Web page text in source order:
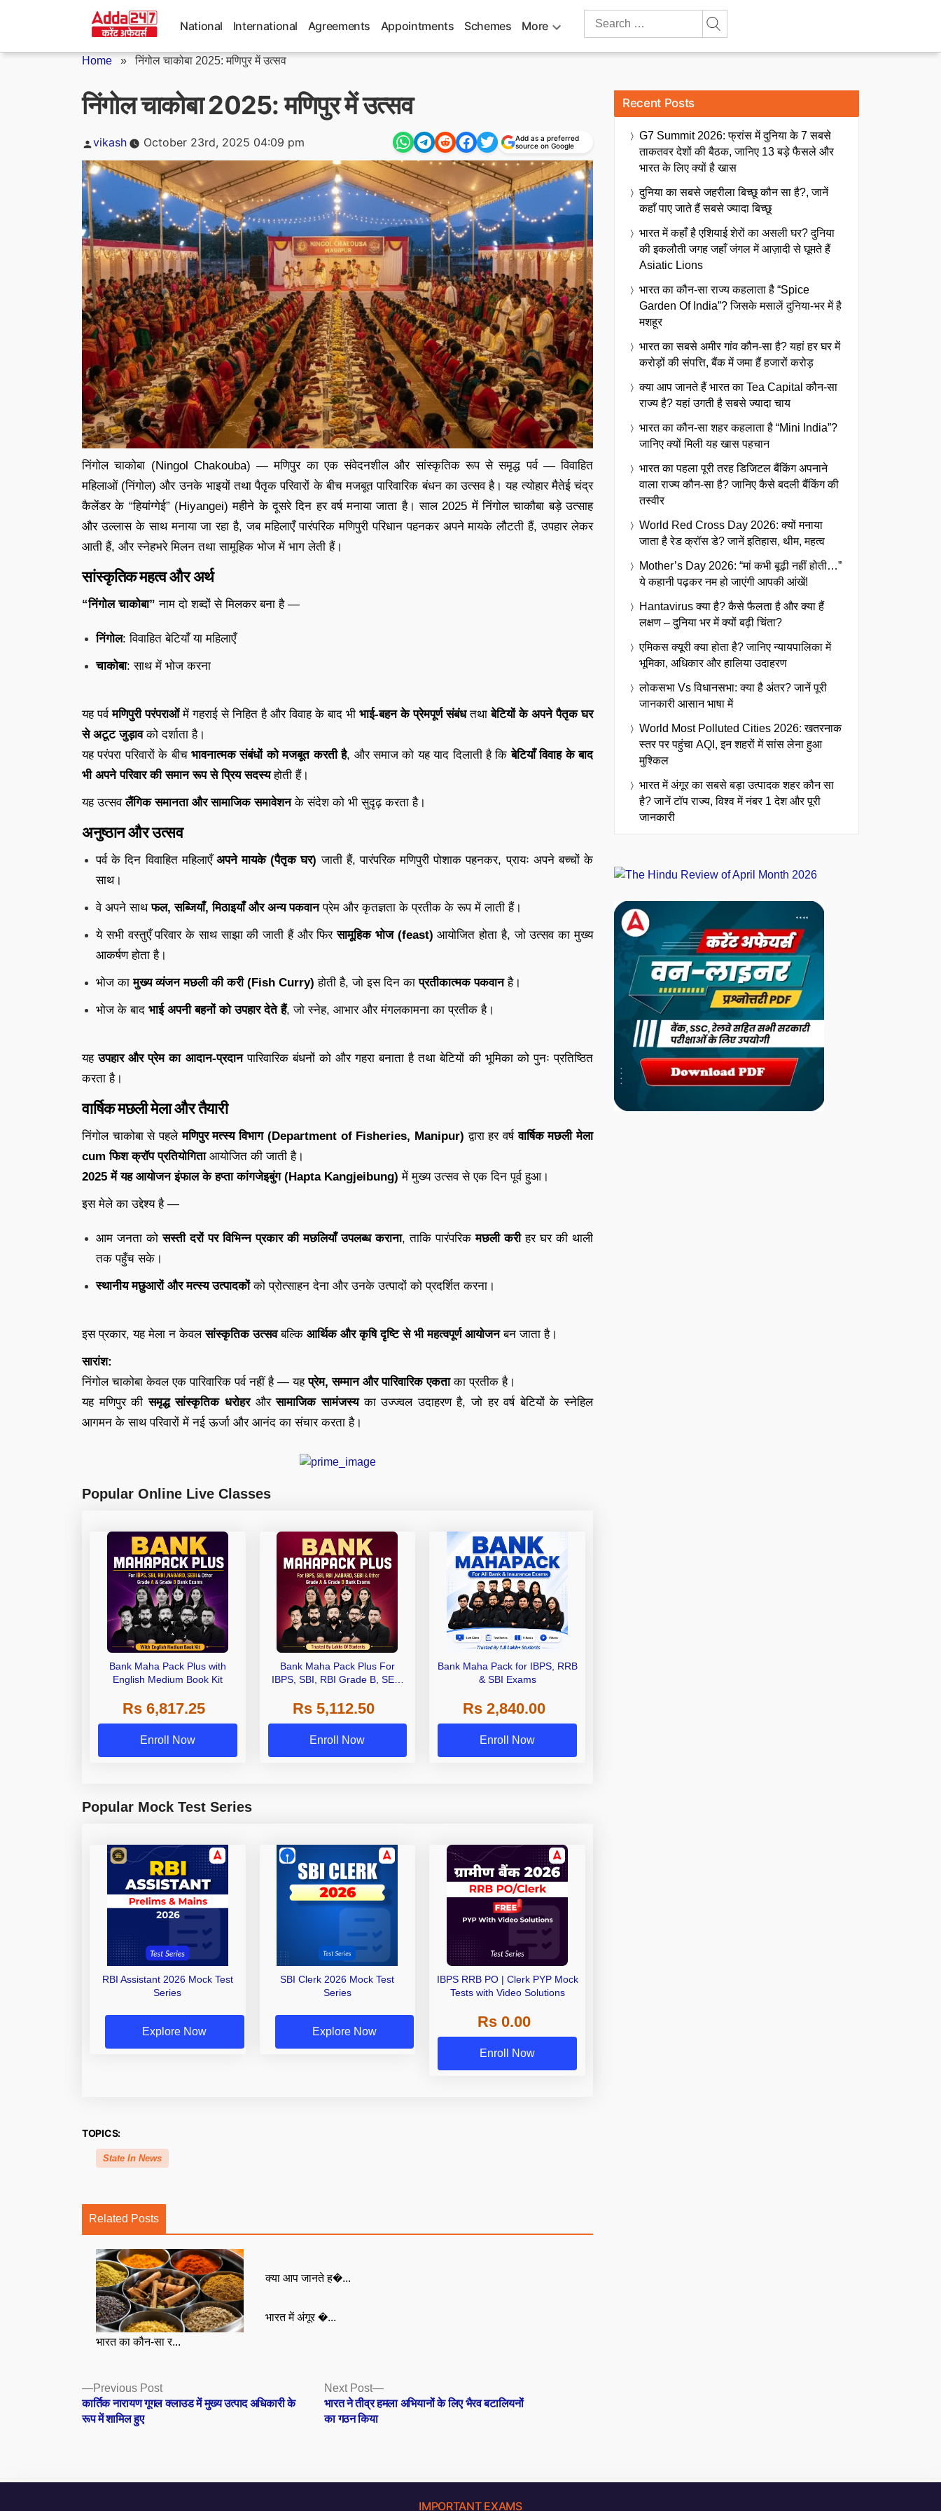
National International Agreements Appointments Schemes More
Search
Home »निंगोल चाकोबा 2025: मणिपुर में उत्सव
निंगोल चाकोबा 2025: मणिपुर में उत्सव
Posted
vikash October 23rd, 2025 04:09 pm
Add as a preferred
source on Google
निंगोल चाकोबा (Ningol Chakouba) — मणिपुर का एक संवेदनशील और सांस्कृतिक रूप से समृद्ध पर्व — विवाहित
महिलाओं (निंगोल) और उनके भाइयों तथा पैतृक परिवारों के बीच मजबूत पारिवारिक बंधन का उत्सव है। यह त्योहार मैतेई चंद्र
कैलेंडर के “हियांग्गेई” (Hiyangei) महीने के दूसरे दिन हर वर्ष मनाया जाता है। साल 2025 में निंगोल चाकौबा बड़े उत्साह
और उल्लास के साथ मनाया जा रहा है, जब महिलाएँ पारंपरिक मणिपुरी परिधान पहनकर अपने मायके लौटती हैं, उपहार लेकर
आती हैं, और स्नेहभरे मिलन तथा सामूहिक भोज में भाग लेती हैं।
सांस्कृतिक महत्व और अर्थ
“निंगोल चाकोबा” नाम दो शब्दों से मिलकर बना है —
निंगोल: विवाहित बेटियाँ या महिलाएँ
चाकोबा: साथ में भोज करना
यह पर्वमणिपुरी परंपराओंमें गहराई से निहित है और विवाह के बाद भी भाई-बहन के प्रेमपूर्ण संबंधतथाबेटियों के अपने पैतृक घर
से अटूट जुड़ावको दर्शाता है।
यह परंपरा परिवारों के बीचभावनात्मक संबंधों को मजबूत करती है, और समाज को यह याद दिलाती है किबेटियाँ विवाह के बाद
भी अपने परिवार की समान रूप से प्रिय सदस्यहोती हैं।
यह उत्सवलैंगिक समानता और सामाजिक समावेशनके संदेश को भी सुदृढ़ करता है।
अनुष्ठान और उत्सव
पर्व के दिन विवाहित महिलाएँ अपने मायके (पैतृक घर) जाती हैं, पारंपरिक मणिपुरी पोशाक पहनकर, प्रायः अपने बच्चों के
साथ।
वे अपने साथफल, सब्जियाँ, मिठाइयाँ और अन्य पकवानप्रेम और कृतज्ञता के प्रतीक के रूप में लाती हैं।
ये सभी वस्तुएँ परिवार के साथ साझा की जाती हैं और फिरसामूहिक भोज (feast) आयोजित होता है, जो उत्सव का मुख्य
आकर्षण होता है।
भोज कामुख्य व्यंजन मछली की करी (Fish Curry) होती है, जो इस दिन काप्रतीकात्मक पकवानहै।
भोज के बाद भाई अपनी बहनों को उपहार देते हैं, जो स्नेह, आभार और मंगलकामना का प्रतीक है।
यहउपहार और प्रेम का आदान-प्रदानपारिवारिक बंधनों को और गहरा बनाता है तथा बेटियों की भूमिका को पुनः प्रतिष्ठित
करता है।
वार्षिक मछली मेला और तैयारी
निंगोल चाकोबा से पहलेमणिपुर मत्स्य विभाग (Department of Fisheries, Manipur) द्वारा हर वर्षवार्षिक मछली मेला
cum फिश क्रॉप प्रतियोगिताआयोजित की जाती है।
2025 में यह आयोजन इंफाल के हप्ता कांगजेइबुंग (Hapta Kangjeibung) में मुख्य उत्सव से एक दिन पूर्व हुआ।
इस मेले का उद्देश्य है —
आम जनता कोसस्ती दरों पर विभिन्न प्रकार की मछलियाँ उपलब्ध कराना, ताकि पारंपरिकमछली करीहर घर की थाली
तक पहुँच सके।
स्थानीय मछुआरों और मत्स्य उत्पादकोंको प्रोत्साहन देना और उनके उत्पादों को प्रदर्शित करना।
इस प्रकार, यह मेला न केवलसांस्कृतिक उत्सवबल्कि आर्थिक और कृषि दृष्टि से भी महत्वपूर्ण आयोजनबन जाता है।
सारांश:
निंगोल चाकोबा केवल एक पारिवारिक पर्व नहीं है — यहप्रेम, सम्मान और पारिवारिक एकताका प्रतीक है।
यह मणिपुर कीसमृद्ध सांस्कृतिक धरोहरऔरसामाजिक सामंजस्यका उज्ज्वल उदाहरण है, जो हर वर्ष बेटियों के स्नेहिल
आगमन के साथ परिवारों में नई ऊर्जा और आनंद का संचार करता है।
Popular Online Live Classes
Bank Maha Pack Plus with
English Medium Book Kit
Rs 6,817.25
Enroll Now
Bank Maha Pack Plus For
IBPS, SBI, RBI Grade B, SEBI
Other Grade A & Grade B Bank
Exams
Rs 5,112.50
Enroll Now
Bank Maha Pack for IBPS, RRB
& SBI Exams
Rs 2,840.00
Enroll Now
Popular Mock Test Series
RBI Assistant 2026 Mock Test
Series
Explore Now
SBI Clerk 2026 Mock Test
Series
Explore Now
IBPS RRB PO | Clerk PYP Mock
Tests with Video Solutions
Rs 0.00
Enroll Now
TOPICS:
State In News
Related Posts
भारत का कौन-सा र...
क्या आप जानते ह�...
भारत में अंगूर �...
Posts
navigation
Previous PostPrevious
post:
कार्तिक नारायण गूगल क्लाउड में मुख्य उत्पाद अधिकारी के
रूप में शामिल हुए
Next Post
Next
post:
भारत ने तीव्र हमला अभियानों के लिए भैरव बटालियनों
का गठन किया
Recent Posts
G7 Summit 2026: फ्रांस में दुनिया के 7 सबसे
ताकतवर देशों की बैठक, जानिए 13 बड़े फैसले और
भारत के लिए क्यों है खास
दुनिया का सबसे जहरीला बिच्छू कौन सा है?, जानें
कहाँ पाए जाते हैं सबसे ज्यादा बिच्छू
भारत में कहाँ है एशियाई शेरों का असली घर? दुनिया
की इकलौती जगह जहाँ जंगल में आज़ादी से घूमते हैं
Asiatic Lions
भारत का कौन-सा राज्य कहलाता है “Spice
Garden Of India”? जिसके मसालें दुनिया-भर में है
मशहूर
भारत का सबसे अमीर गांव कौन-सा है? यहां हर घर में
करोड़ों की संपत्ति, बैंक में जमा हैं हजारों करोड़
क्या आप जानते हैं भारत का Tea Capital कौन-सा
राज्य है? यहां उगती है सबसे ज्यादा चाय
भारत का कौन-सा शहर कहलाता है “Mini India”?
जानिए क्यों मिली यह खास पहचान
भारत का पहला पूरी तरह डिजिटल बैंकिंग अपनाने
वाला राज्य कौन-सा है? जानिए कैसे बदली बैंकिंग की
तस्वीर
World Red Cross Day 2026: क्यों मनाया
जाता है रेड क्रॉस डे? जानें इतिहास, थीम, महत्व
Mother’s Day 2026: “मां कभी बूढ़ी नहीं होती…”
ये कहानी पढ़कर नम हो जाएंगी आपकी आंखें!
Hantavirus क्या है? कैसे फैलता है और क्या हैं
लक्षण – दुनिया भर में क्यों बढ़ी चिंता?
एमिकस क्यूरी क्या होता है? जानिए न्यायपालिका में
भूमिका, अधिकार और हालिया उदाहरण
लोकसभा Vs विधानसभा: क्या है अंतर? जानें पूरी
जानकारी आसान भाषा में
World Most Polluted Cities 2026: खतरनाक
स्तर पर पहुंचा AQI, इन शहरों में सांस लेना हुआ
मुश्किल
भारत में अंगूर का सबसे बड़ा उत्पादक शहर कौन सा
है? जानें टॉप राज्य, विश्व में नंबर 1 देश और पूरी
जानकारी
IMPORTANT EXAMS